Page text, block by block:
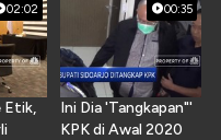
02:02
Etik,
00:35
Ini Dia 'Tangkapan"'
KPK di Awal 2020